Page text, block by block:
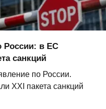
России: в ЕС
санкций
по России.
XXI пакета санкций